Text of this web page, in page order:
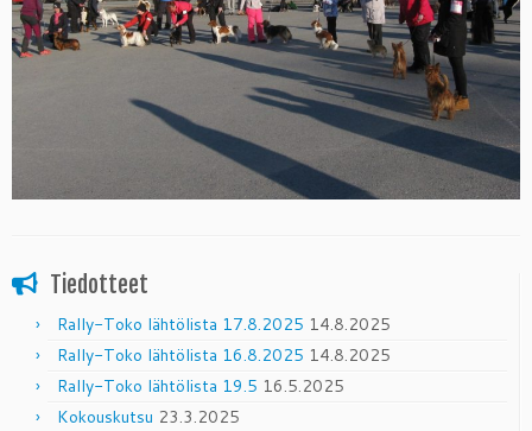
Tiedotteet
Rally-Toko lähtölista 17.8.2025 14.8.2025
Rally-Toko lähtölista 16.8.2025 14.8.2025
Rally-Toko lähtölista 19.5 16.5.2025
Kokouskutsu 23.3.2025